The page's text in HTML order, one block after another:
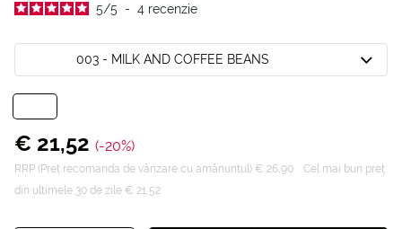
5/5 - 4 recenzie
003 - MILK AND COFFEE BEANS
€ 21,52 (-20%)
RRP (Preț recomanda de vânzare cu amănuntul) € 26,90
Cel mai bun preț
din ultimele 30 de zile € 21,52